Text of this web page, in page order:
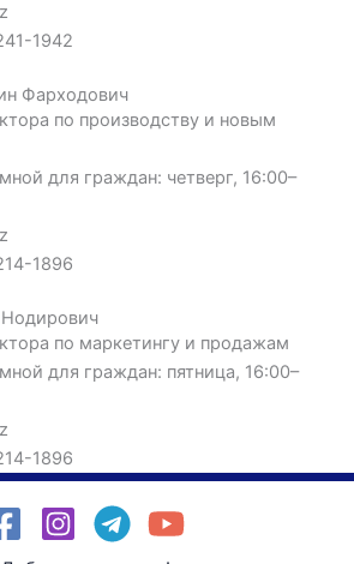
1942
Фарходович
по производству и новым
для граждан: четверг, 16:00–
1896
по маркетингу и продажам
для граждан: пятница, 16:00–
1896